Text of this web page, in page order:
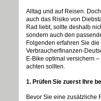
Alltag und auf Reisen.
auch das Risiko von
Rad liebt, sollte deshalb
sondern auch den
Folgenden erfahren Sie
Verbraucherfinanzen-
E-Bike optimal versichern
achten sollten.
1. Prüfen Sie zuerst Ihre
Bevor Sie eine zusätzliche